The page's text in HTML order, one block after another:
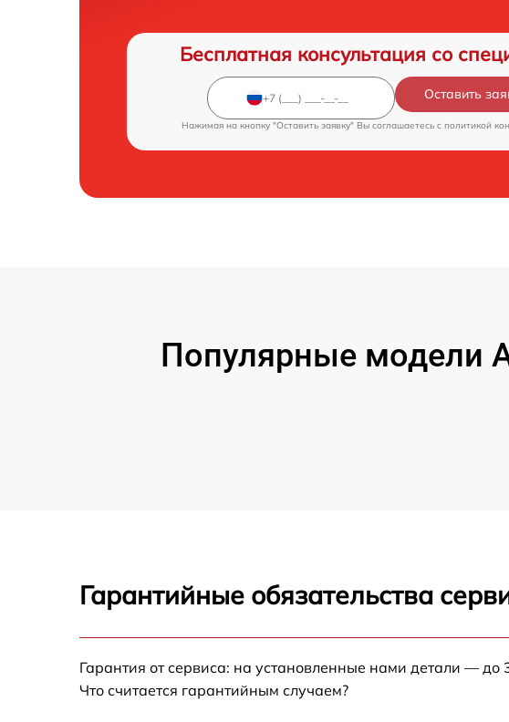
Бесплатная консультация со
Оставить
Нажимая на кнопку "Оставить заявку" Вы соглашаетесь c политикой
Популярные модели
Гарантийные обязательства
Гарантия от сервиса: на установленные нами детали — до
Что считается гарантийным случаем?